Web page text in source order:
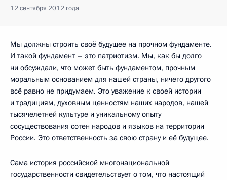
12 сентября 2012 года
Мы должны строить своё будущее на прочном фундаменте.
И такой фундамент – это патриотизм. Мы, как бы долго
ни обсуждали, что может быть фундаментом, прочным
моральным основанием для нашей страны, ничего другого
всё равно не придумаем. Это уважение к своей истории
и традициям, духовным ценностям наших народов, нашей
тысячелетней культуре и уникальному опыту
сосуществования сотен народов и языков на территории
России. Это ответственность за свою страну и её будущее.
Сама история российской многонациональной
государственности свидетельствует о том, что настоящий